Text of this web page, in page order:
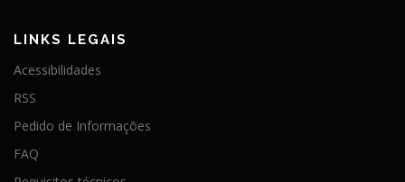
LINKS LEGAIS
Acessibilidades
RSS
Pedido de Informações
FAQ